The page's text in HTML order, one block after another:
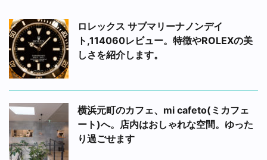
ロレックス サブマリーナノンデイ
ト,114060レビュー。特徴やROLEXの美
しさを紹介します。
横浜元町のカフェ、mi cafeto(ミカフェ
ート)へ。店内はおしゃれな空間。ゆった
り過ごせます